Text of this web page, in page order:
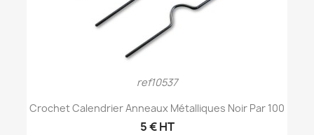
ref10537
Crochet Calendrier Anneaux Métalliques Noir Par 100
5 € HT